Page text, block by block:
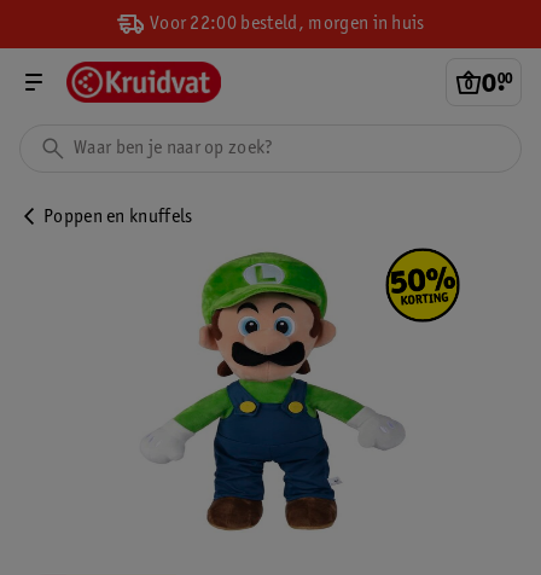
Voor 22:00 besteld, morgen in huis
0.
00
Poppen en knuffels